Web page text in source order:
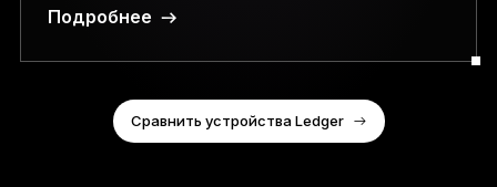
Подробнее
Сравнить устройства Ledger